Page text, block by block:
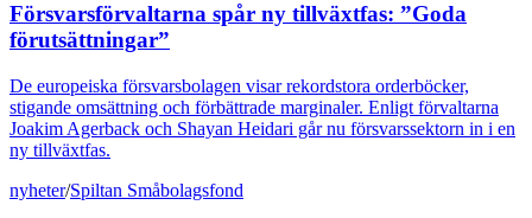
Försvarsförvaltarna spår ny tillväxtfas: ”Goda
förutsättningar”
De europeiska försvarsbolagen visar rekordstora orderböcker,
stigande omsättning och förbättrade marginaler. Enligt förvaltarna
Joakim Agerback och Shayan Heidari går nu försvarssektorn in i en
ny tillväxtfas.
nyheter/Spiltan Småbolagsfond